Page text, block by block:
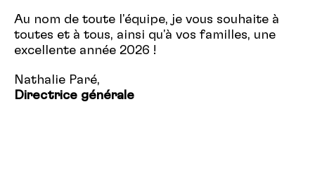
Au nom de toute l'équipe, je vous souhaite à
toutes et à tous, ainsi qu'à vos familles, une
excellente année 2026 !
Nathalie Paré,
Directrice générale